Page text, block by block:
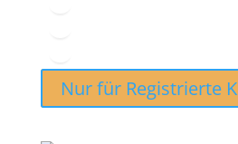
Nur für Registrierte